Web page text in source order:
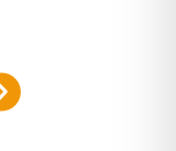
de route La
4 au jeudi 6 août 2026